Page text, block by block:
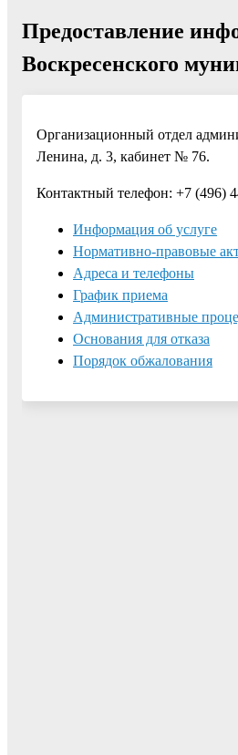
Предоставление
Воскресенского
Организационный отдел
Ленина, д. 3, кабинет № 76.
Контактный телефон: +7 (496)
Информация об услуге
Нормативно-правовые
Адреса и телефоны
График приема
Административные
Основания для отказа
Порядок обжалования